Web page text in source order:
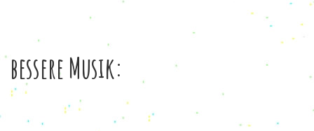
bessere Musik: